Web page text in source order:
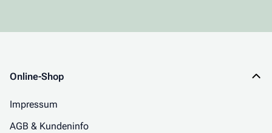
Online-Shop
Impressum
AGB & Kundeninfo